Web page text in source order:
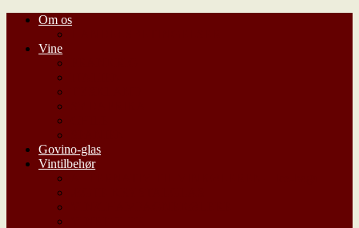
Om os
Vine
Govino-glas
Vintilbehør